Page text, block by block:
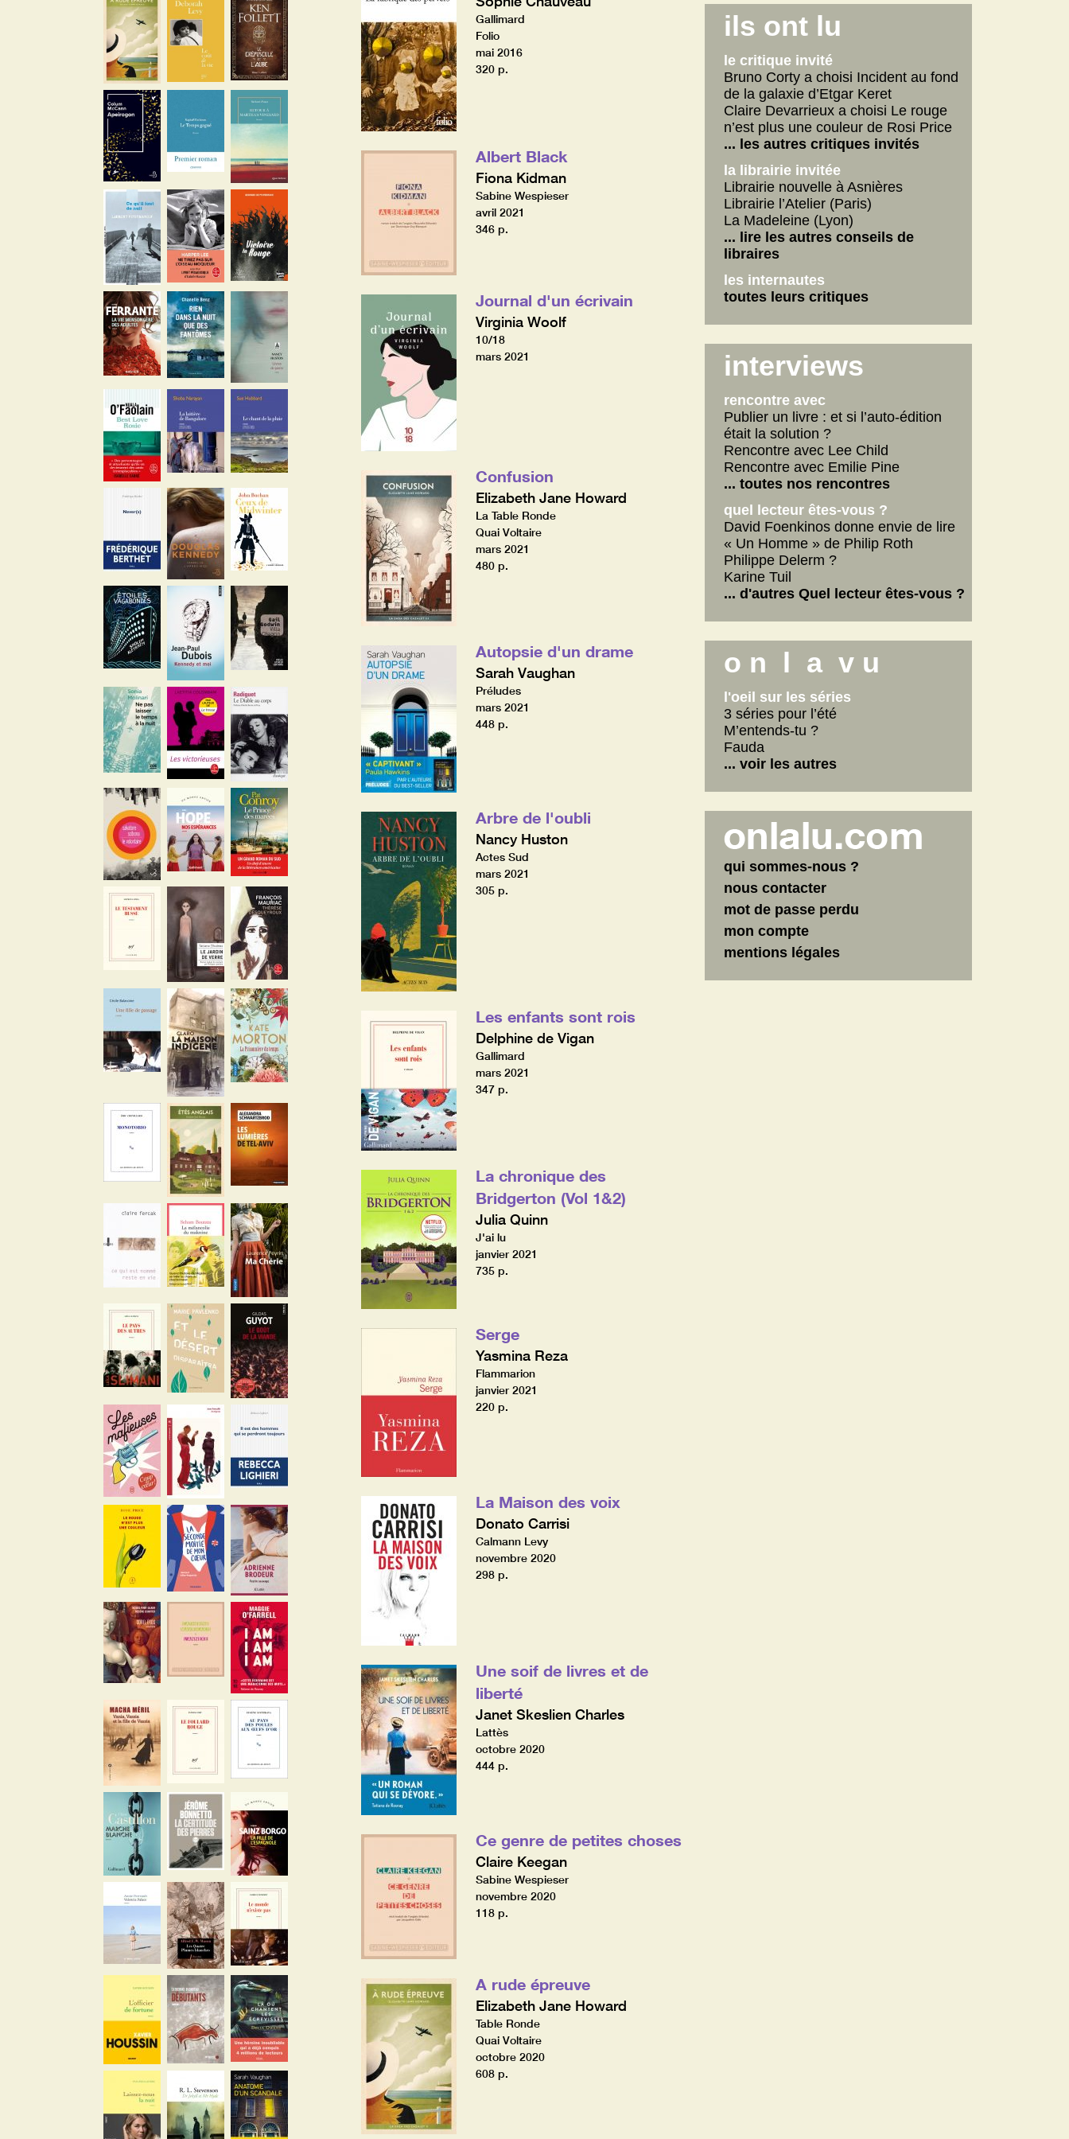
Gallimard
Folio
mai 2016
320 p.
Albert Black
Fiona Kidman
Sabine Wespieser
avril 2021
346 p.
Journal d'un écrivain
Virginia Woolf
10/18
mars 2021
Confusion
Elizabeth Jane Howard
La Table Ronde
Quai Voltaire
mars 2021
480 p.
Autopsie d'un drame
Sarah Vaughan
Préludes
mars 2021
448 p.
Arbre de l'oubli
Nancy Huston
Actes Sud
mars 2021
305 p.
Les enfants sont rois
Delphine de Vigan
Gallimard
mars 2021
347 p.
La chronique des
Bridgerton (Vol 1&2)
Julia Quinn
J'ai lu
janvier 2021
735 p.
Serge
Yasmina Reza
Flammarion
janvier 2021
220 p.
La Maison des voix
Donato Carrisi
Calmann Levy
novembre 2020
298 p.
Une soif de livres et de
liberté
Janet Skeslien Charles
Lattès
octobre 2020
444 p.
Ce genre de petites choses
Claire Keegan
Sabine Wespieser
novembre 2020
118 p.
A rude épreuve
Elizabeth Jane Howard
Table Ronde
Quai Voltaire
octobre 2020
608 p.
Connemara
La fabrique des pervers
Journal d'un écrivain
... lire les autres
on n'aurait pas dû
Vie de Gérard Fulmard
La tempête qui vient
Stupor Mundi
... lire les autres
internautes
Yoga
Betty
les autres critiques des internautes
Scarlett
La fabrique des pervers
... lire les autres
ils ont lu
le critique invité
Bruno Corty a choisi Incident au fond
de la galaxie d’Etgar Keret
Claire Devarrieux a choisi Le rouge
n’est plus une couleur de Rosi Price
... les autres critiques invités
la librairie invitée
Librairie nouvelle à Asnières
Librairie l’Atelier (Paris)
La Madeleine (Lyon)
... lire les autres conseils de
libraires
les internautes
toutes leurs critiques
interviews
rencontre avec
Publier un livre : et si l’auto-édition
était la solution ?
Rencontre avec Lee Child
Rencontre avec Emilie Pine
... toutes nos rencontres
quel lecteur êtes-vous ?
David Foenkinos donne envie de lire
« Un Homme » de Philip Roth
Philippe Delerm ?
Karine Tuil
... d'autres Quel lecteur êtes-vous ?
o n l a v u
l'oeil sur les séries
3 séries pour l’été
M’entends-tu ?
Fauda
... voir les autres
qui sommes-nous ?
nous contacter
mot de passe perdu
mon compte
mentions légales